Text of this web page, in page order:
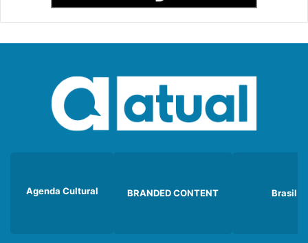
Agenda Cultural BRANDED CONTENT Brasil